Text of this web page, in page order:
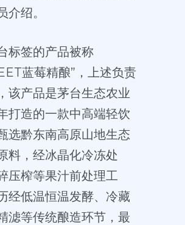
介绍。
标签的产品被称
蓝莓精酿”，上述负责
该产品是茅台生态农业
打造的一款中高端轻饮
选黔东南高原山地生态
料，经冰晶化冷冻处
压榨等果汁前处理工
经低温恒温发酵、冷藏
滤等传统酿造环节，最